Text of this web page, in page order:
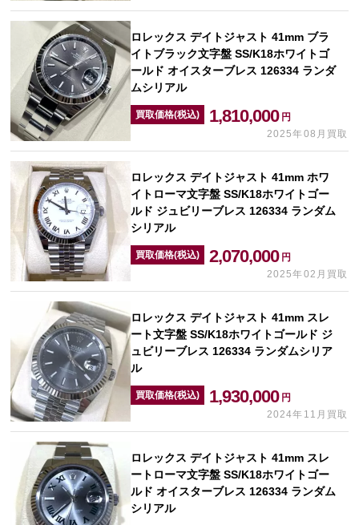
ロレックス デイトジャスト 41mm ブラ
イトブラック文字盤 SS/K18ホワイトゴ
ールド オイスターブレス 126334 ランダ
ムシリアル
買取価格(税込) 1,810,000 円
2025年08月買取
ロレックス デイトジャスト 41mm ホワ
イトローマ文字盤 SS/K18ホワイトゴー
ルド ジュビリーブレス 126334 ランダム
シリアル
買取価格(税込) 2,070,000 円
2025年02月買取
ロレックス デイトジャスト 41mm スレ
ート文字盤 SS/K18ホワイトゴールド ジ
ュビリーブレス 126334 ランダムシリア
ル
買取価格(税込) 1,930,000 円
2024年11月買取
ロレックス デイトジャスト 41mm スレ
ートローマ文字盤 SS/K18ホワイトゴー
ルド オイスターブレス 126334 ランダム
シリアル